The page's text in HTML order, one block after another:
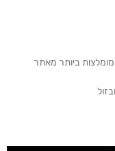
ביותר מאתר